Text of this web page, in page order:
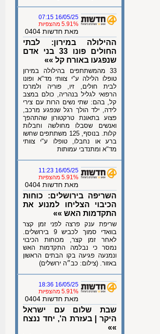
16/05/25 07:15
5.91% מהצפיות
מאת חדשות 0404
ההילולה במירון: לבתי
החולים פונו 33 בני אדם
שנפגעו באורח קל »»
33 מהמשתתפים בהילולה במירון
טופלו הלילה ע"י צוותי מד"א ופונו
לבית חולים, זיו, פוריה ולמרכז
הרפואי לגליל בנהריה, כולם במצב
קל, בהם: שתי נשים הרות עם צירי
לידה, ילד הולך רגל שנפגע מרכב,
פצוע בתאונת טרקטורון שהתהפך
ואנשים שסבלו מחולשה וחבלות
קלות. בנוסף, 125 משתתפים שחשו
ברע או נחבלו, טופלו ע"י צוותי
מד"א ומתנדבי עמותות
16/05/25 11:23
5.91% מהצפיות
מאת חדשות 0404
השריפה בירושלים: כוחות
הכיבוי הצליחו למנוע את
התקדמות האש »»
שריפת ענק פרצה לפני זמן קצר
בוואדי סמוך לכביש 9 בירושלים.
לאחר זמן קצר, מכוחות הכיבוי
נמסר כי נבלמה התקדמות האש
ונמנעה פגיעה בקו הבתים הראשון
באזור. (צילום: כב״ה ירושלים)
16/05/25 18:36
5.91% מהצפיות
מאת חדשות 0404
שבת שלום עם ישראל
היקר | בעזרת ה', יחד ננצח
»»